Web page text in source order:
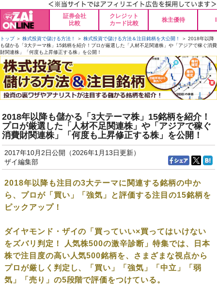
証券会社
比較
クレジット
カード比較
株主優待
トップ＞ 株式投資で儲ける方法！ ＞ 株式投資で儲ける方法＆注目銘柄を大公開！
＞ 2018年以降
も儲かる「3大テーマ株」15銘柄を紹介！プロが厳選した「人材不足関連株」や「アジアで稼ぐ消費
財関連株」「何度も上昇修正する株」を公開！
2018年以降も儲かる「3大テーマ株」15銘柄を紹介！
プロが厳選した「人材不足関連株」や「アジアで稼ぐ
消費財関連株」「何度も上昇修正する株」を公開！
2017年10月2日公開（2026年1月13日更新）
ザイ編集部
2018年以降も注目の3大テーマに関連する銘柄の中か
ら、プロが「買い」「強気」と評価する注目の15銘柄を
ピックアップ！
ダイヤモンド・ザイの「買っていい×買ってはいけない
をズバリ判定！ 人気株500の激辛診断」特集では、日本
株で注目度の高い人気500銘柄を、さまざまな視点から
プロが厳しく判定し、「買い」「強気」「中立」「弱
気」「売り」の5段階で評価をつけている。